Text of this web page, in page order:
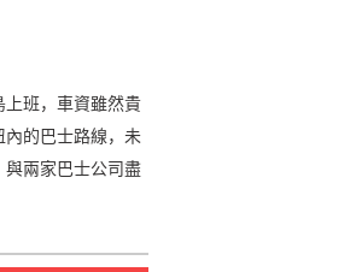
班，車資雖然貴
的巴士路線，未
兩家巴士公司盡